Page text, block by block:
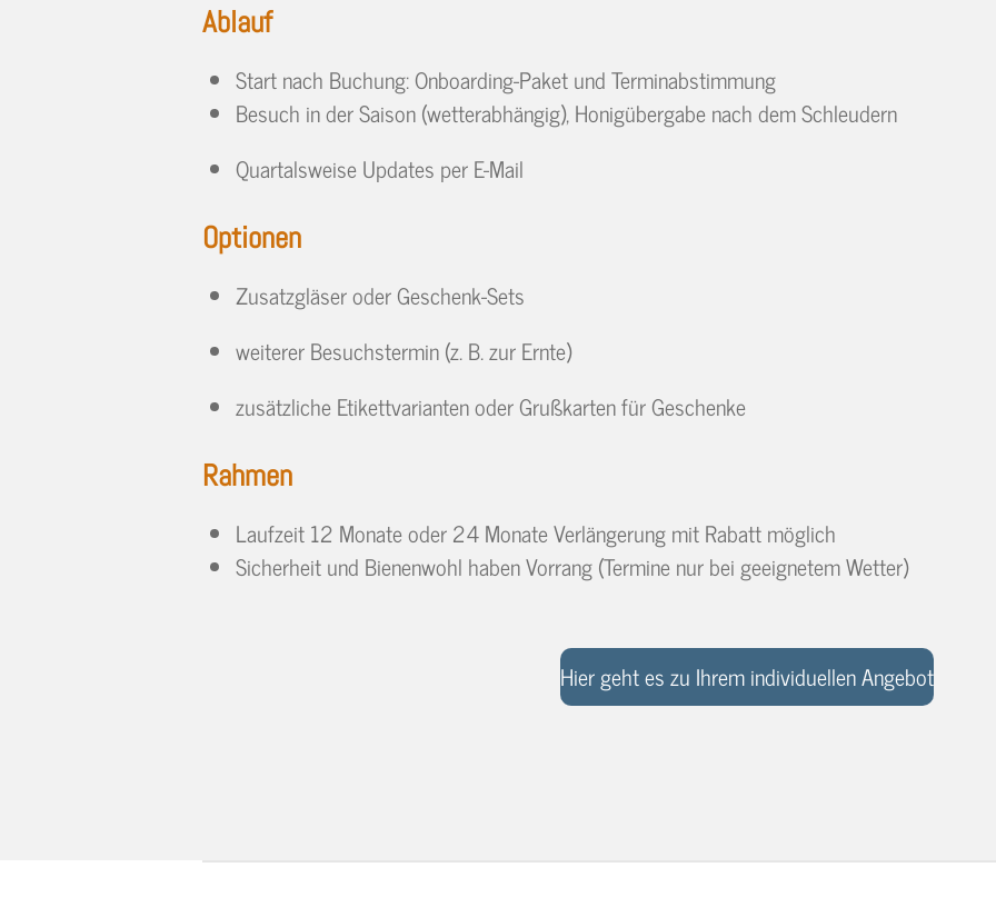
Ablauf
Start nach Buchung: Onboarding-Paket und Terminabstimmung
Besuch in der Saison (wetterabhängig), Honigübergabe nach dem Schleudern
Quartalsweise Updates per E-Mail
Optionen
Zusatzgläser oder Geschenk-Sets
weiterer Besuchstermin (z. B. zur Ernte)
zusätzliche Etikettvarianten oder Grußkarten für Geschenke
Rahmen
Laufzeit 12 Monate oder 24 Monate Verlängerung mit Rabatt möglich
Sicherheit und Bienenwohl haben Vorrang (Termine nur bei geeignetem Wetter)
Hier geht es zu Ihrem individuellen Angebot